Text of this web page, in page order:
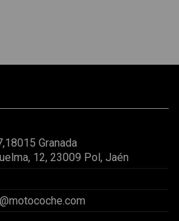
embalada, además de llegarme 2
Granada
12, 23009 Pol, Jaén